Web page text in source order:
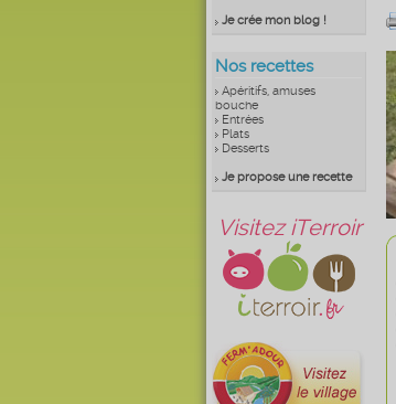
Je crée mon blog !
Nos recettes
Apéritifs, amuses
bouche
Entrées
Plats
Desserts
Je propose une recette
Visitez iTerroir